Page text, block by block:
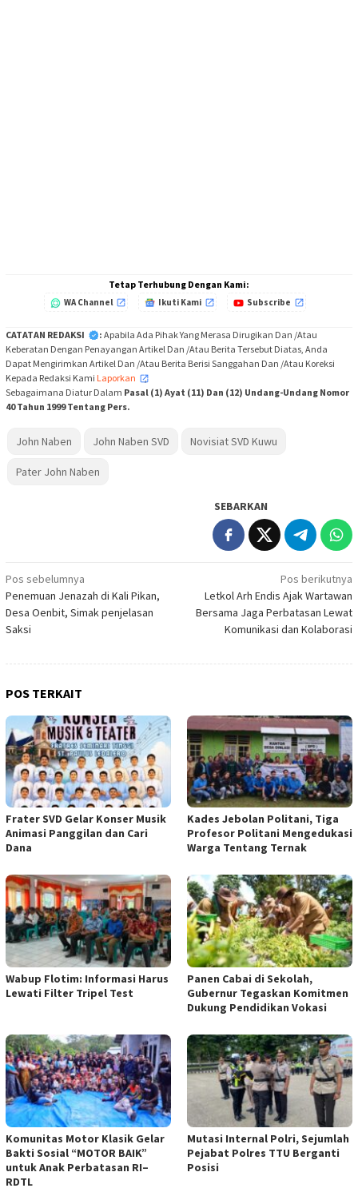
Tetap Terhubung Dengan Kami:
WA Channel Ikuti Kami Subscribe
CATATAN REDAKSI : Apabila Ada Pihak Yang Merasa Dirugikan Dan /Atau
Keberatan Dengan Penayangan Artikel Dan /Atau Berita Tersebut Diatas, Anda
Dapat Mengirimkan Artikel Dan /Atau Berita Berisi Sanggahan Dan /Atau Koreksi
Kepada Redaksi Kami Laporkan
,
Sebagaimana Diatur Dalam Pasal (1) Ayat (11) Dan (12) Undang-Undang Nomor
40 Tahun 1999 Tentang Pers.
John Naben John Naben SVD Novisiat SVD Kuwu
Pater John Naben
SEBARKAN
Navigasi
pos
Pos sebelumnya
Penemuan Jenazah di Kali Pikan,
Desa Oenbit, Simak penjelasan
Saksi
Pos berikutnya
Letkol Arh Endis Ajak Wartawan
Bersama Jaga Perbatasan Lewat
Komunikasi dan Kolaborasi
POS TERKAIT
Frater SVD Gelar Konser Musik
Animasi Panggilan dan Cari
Dana
Kades Jebolan Politani, Tiga
Profesor Politani Mengedukasi
Warga Tentang Ternak
Wabup Flotim: Informasi Harus
Lewati Filter Tripel Test
Panen Cabai di Sekolah,
Gubernur Tegaskan Komitmen
Dukung Pendidikan Vokasi
Komunitas Motor Klasik Gelar
Bakti Sosial “MOTOR BAIK”
untuk Anak Perbatasan RI–
RDTL
Mutasi Internal Polri, Sejumlah
Pejabat Polres TTU Berganti
Posisi